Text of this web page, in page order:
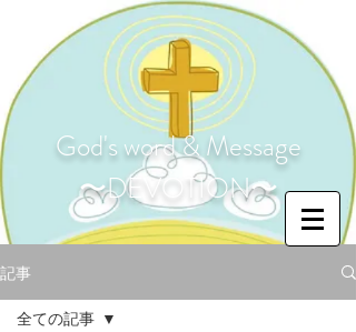
God's word & Message
〜DEVOTION〜
記事
全ての記事